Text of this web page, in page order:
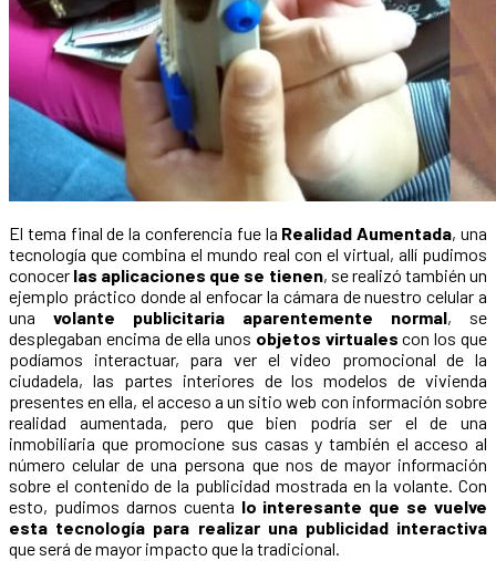
El tema final de la conferencia fue la Realidad Aumentada, una
tecnología que combina el mundo real con el virtual, allí pudimos
conocer las aplicaciones que se tienen, se realizó también un
ejemplo práctico donde al enfocar la cámara de nuestro celular a
una volante publicitaria aparentemente normal, se
desplegaban encima de ella unos objetos virtuales con los que
podíamos interactuar, para ver el video promocional de la
ciudadela, las partes interiores de los modelos de vivienda
presentes en ella, el acceso a un sitio web con información sobre
realidad aumentada, pero que bien podría ser el de una
inmobiliaria que promocione sus casas y también el acceso al
número celular de una persona que nos de mayor información
sobre el contenido de la publicidad mostrada en la volante. Con
esto, pudimos darnos cuenta lo interesante que se vuelve
esta tecnología para realizar una publicidad interactiva
que será de mayor impacto que la tradicional.